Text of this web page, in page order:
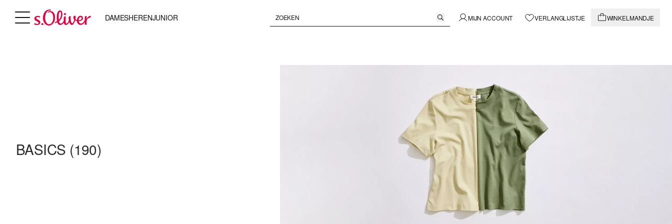
DAMESHERENJUNIOR MIJN ACCOUNT VERLANGLIJSTJE WINKELMANDJE
BASICS (190)